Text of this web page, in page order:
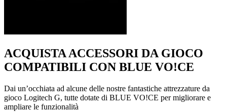
ACQUISTA ACCESSORI DA GIOCO
COMPATIBILI CON BLUE VO!CE
Dai un’occhiata ad alcune delle nostre fantastiche attrezzature da
gioco Logitech G, tutte dotate di BLUE VO!CE per migliorare e
ampliare le funzionalità